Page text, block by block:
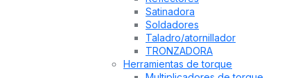
Satinadora
Soldadores
Taladro/atornillador
TRONZADORA
Herramientas de torque